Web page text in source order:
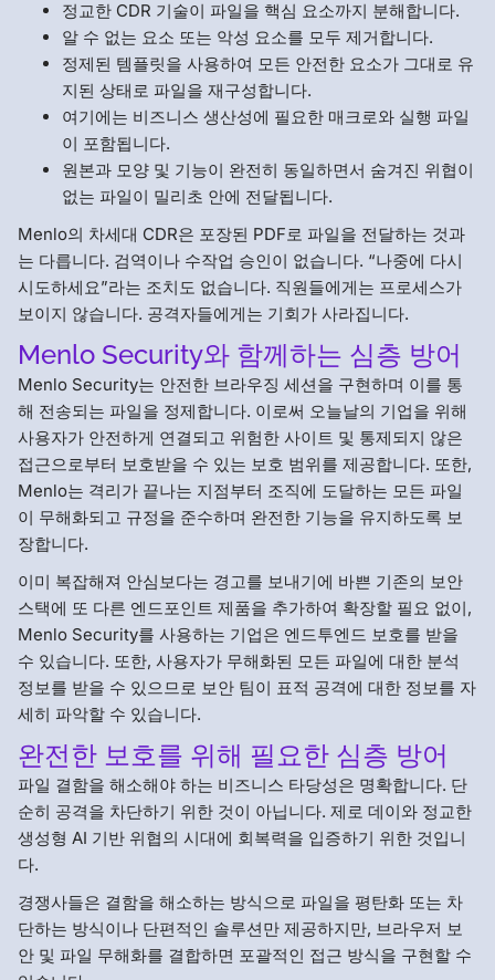
정교한 CDR 기술이 파일을 핵심 요소까지 분해합니다.
알 수 없는 요소 또는 악성 요소를 모두 제거합니다.
정제된 템플릿을 사용하여 모든 안전한 요소가 그대로 유
지된 상태로 파일을 재구성합니다.
여기에는 비즈니스 생산성에 필요한 매크로와 실행 파일
이 포함됩니다.
원본과 모양 및 기능이 완전히 동일하면서 숨겨진 위협이
없는 파일이 밀리초 안에 전달됩니다.
Menlo의 차세대 CDR은 포장된 PDF로 파일을 전달하는 것과
는 다릅니다. 검역이나 수작업 승인이 없습니다. “나중에 다시
시도하세요”라는 조치도 없습니다. 직원들에게는 프로세스가
보이지 않습니다. 공격자들에게는 기회가 사라집니다.
Menlo Security와 함께하는 심층 방어
Menlo Security는 안전한 브라우징 세션을 구현하며 이를 통
해 전송되는 파일을 정제합니다. 이로써 오늘날의 기업을 위해
사용자가 안전하게 연결되고 위험한 사이트 및 통제되지 않은
접근으로부터 보호받을 수 있는 보호 범위를 제공합니다. 또한,
Menlo는 격리가 끝나는 지점부터 조직에 도달하는 모든 파일
이 무해화되고 규정을 준수하며 완전한 기능을 유지하도록 보
장합니다.
이미 복잡해져 안심보다는 경고를 보내기에 바쁜 기존의 보안
스택에 또 다른 엔드포인트 제품을 추가하여 확장할 필요 없이,
Menlo Security를 사용하는 기업은 엔드투엔드 보호를 받을
수 있습니다. 또한, 사용자가 무해화된 모든 파일에 대한 분석
정보를 받을 수 있으므로 보안 팀이 표적 공격에 대한 정보를 자
세히 파악할 수 있습니다.
완전한 보호를 위해 필요한 심층 방어
파일 결함을 해소해야 하는 비즈니스 타당성은 명확합니다. 단
순히 공격을 차단하기 위한 것이 아닙니다. 제로 데이와 정교한
생성형 AI 기반 위협의 시대에 회복력을 입증하기 위한 것입니
다.
경쟁사들은 결함을 해소하는 방식으로 파일을 평탄화 또는 차
단하는 방식이나 단편적인 솔루션만 제공하지만, 브라우저 보
안 및 파일 무해화를 결합하면 포괄적인 접근 방식을 구현할 수